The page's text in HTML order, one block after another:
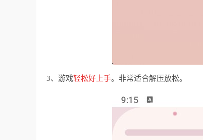
3、游戏轻松好上手。非常适合解压放松。